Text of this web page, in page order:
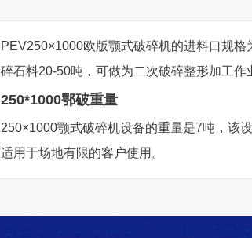
PEV250×1000欧版颚式破碎机的进料口规
碎石料20-50吨，可做为二次破碎整形加工作
250*1000鄂破重量
250×1000颚式破碎机设备的重量是7吨，该
适用于场地有限的客户使用。